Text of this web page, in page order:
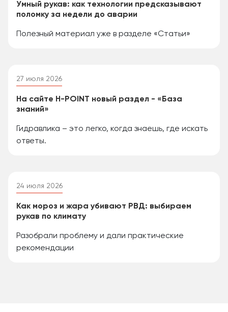
Умный рукав: как технологии предсказывают
поломку за недели до аварии
Полезный материал уже в разделе «Статьи»
27 июля 2026
На сайте H-POINT новый раздел - «База
знаний»
Гидравлика – это легко, когда знаешь, где искать
ответы.
24 июля 2026
Как мороз и жара убивают РВД: выбираем
рукав по климату
Разобрали проблему и дали практические
рекомендации